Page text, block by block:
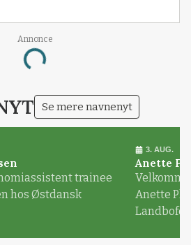
Annonce
Loading...
Se mere navnenyt
trainee
hos Østdansk
3. AUG.
Anette
Anette